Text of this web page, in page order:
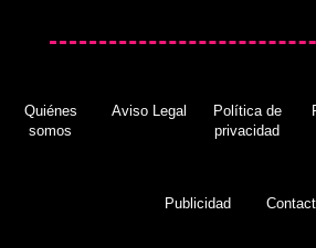
Quiénes
somos
Aviso Legal
Política de
privacidad
Publicidad